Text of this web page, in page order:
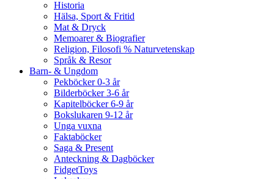
Historia
Hälsa, Sport & Fritid
Mat & Dryck
Memoarer & Biografier
Religion, Filosofi % Naturvetenskap
Språk & Resor
Barn- & Ungdom
Pekböcker 0-3 år
Bilderböcker 3-6 år
Kapitelböcker 6-9 år
Bokslukaren 9-12 år
Unga vuxna
Faktaböcker
Saga & Present
Anteckning & Dagböcker
FidgetToys